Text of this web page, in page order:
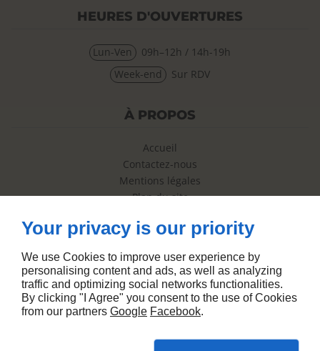
HEURES D'OUVERTURES
Lun-Ven
09h–12h / 14h-19h
Week-end
Sur RDV
À PROPOS
Accueil
Contactez-nous
Mentions légales
Plan du site
SUIVEZ-NOUS
Your privacy is our priority
We use Cookies to improve user experience by
personalising content and ads, as well as analyzing
traffic and optimizing social networks functionalities.
By clicking "I Agree" you consent to the use of Cookies
from our partners Google Facebook.